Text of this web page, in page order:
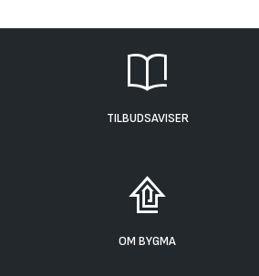
TILBUDSAVISER
OM BYGMA